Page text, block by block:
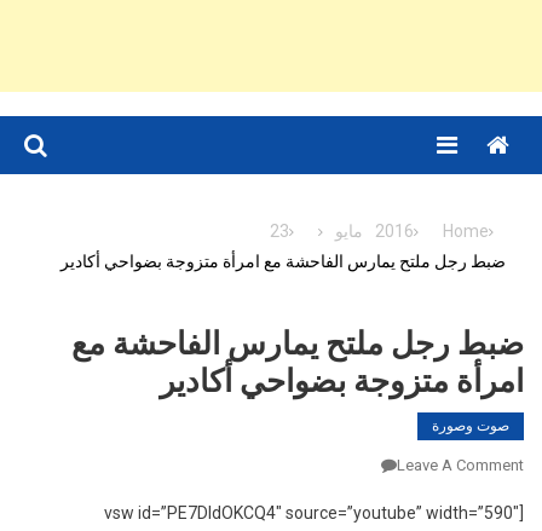
Menu
Home
2016 مايو
23
ضبط رجل ملتح يمارس الفاحشة مع امرأة متزوجة بضواحي أكادير
ضبط رجل ملتح يمارس الفاحشة مع
امرأة متزوجة بضواحي أكادير
صوت وصورة
Leave A Comment
رجل
[vsw id=”PE7DldOKCQ4″ source=”youtube” width=”590″